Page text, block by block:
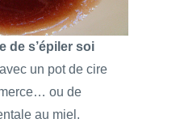
de s’épiler soi
avec un pot de cire
ou de
au miel.